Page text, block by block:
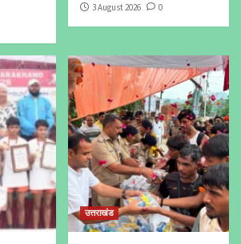
3 August 2026
0
उत्तराखंड